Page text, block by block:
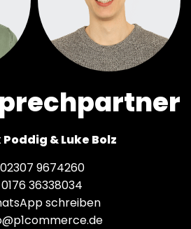
& Luke Bolz
02307 9674260
0176 36338034
schreiben